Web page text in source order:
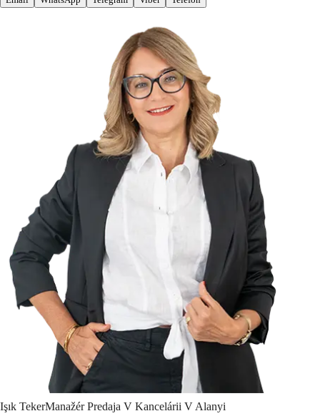
Işık TekerManažér Predaja V Kancelárii V Alanyi